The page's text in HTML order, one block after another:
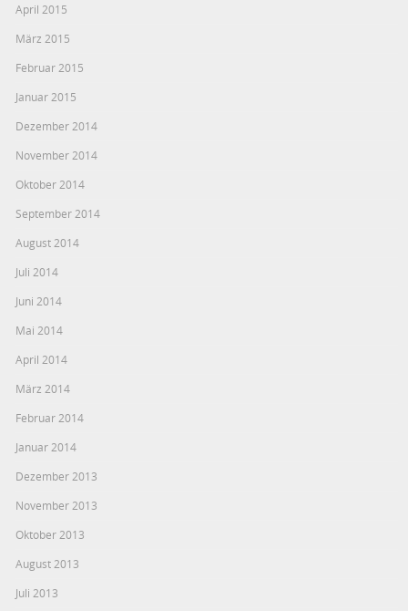
April 2015
März 2015
Februar 2015
Januar 2015
Dezember 2014
November 2014
Oktober 2014
September 2014
August 2014
Juli 2014
Juni 2014
Mai 2014
April 2014
März 2014
Februar 2014
Januar 2014
Dezember 2013
November 2013
Oktober 2013
August 2013
Juli 2013